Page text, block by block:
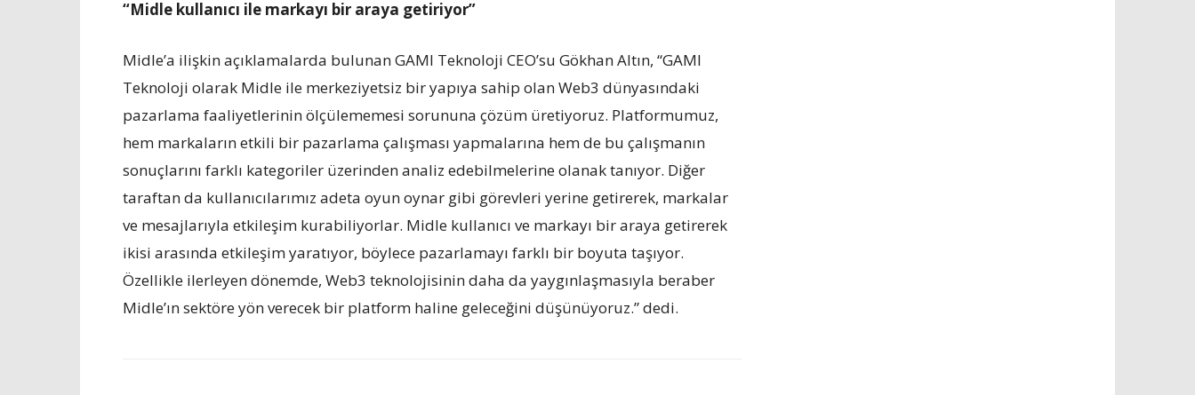
“Midle kullanıcı ile markayı bir araya getiriyor”
Midle’a ilişkin açıklamalarda bulunan GAMI Teknoloji CEO’su Gökhan Altın, “GAMI
Teknoloji olarak Midle ile merkeziyetsiz bir yapıya sahip olan Web3 dünyasındaki
pazarlama faaliyetlerinin ölçülememesi sorununa çözüm üretiyoruz. Platformumuz,
hem markaların etkili bir pazarlama çalışması yapmalarına hem de bu çalışmanın
sonuçlarını farklı kategoriler üzerinden analiz edebilmelerine olanak tanıyor. Diğer
taraftan da kullanıcılarımız adeta oyun oynar gibi görevleri yerine getirerek, markalar
ve mesajlarıyla etkileşim kurabiliyorlar. Midle kullanıcı ve markayı bir araya getirerek
ikisi arasında etkileşim yaratıyor, böylece pazarlamayı farklı bir boyuta taşıyor.
Özellikle ilerleyen dönemde, Web3 teknolojisinin daha da yaygınlaşmasıyla beraber
Midle’ın sektöre yön verecek bir platform haline geleceğini düşünüyoruz.” dedi.